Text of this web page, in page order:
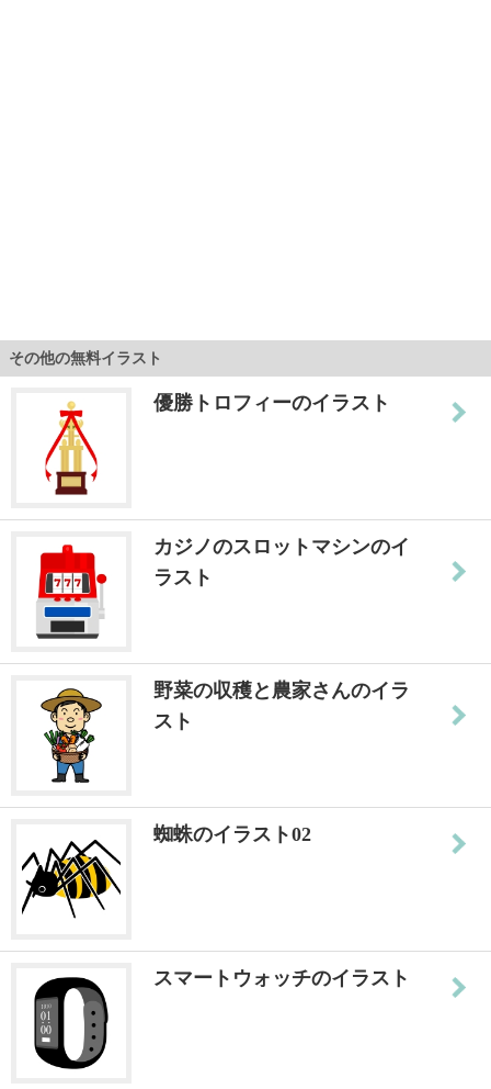
その他の無料イラスト
優勝トロフィーのイラスト
カジノのスロットマシンのイ
ラスト
野菜の収穫と農家さんのイラ
スト
蜘蛛のイラスト02
スマートウォッチのイラスト